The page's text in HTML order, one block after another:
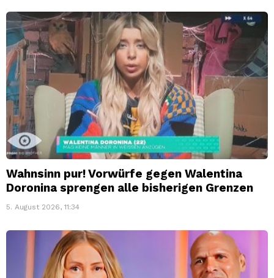
Wahnsinn pur! Vorwürfe gegen Walentina
Doronina sprengen alle bisherigen Grenzen
5. August 2026, 11:34